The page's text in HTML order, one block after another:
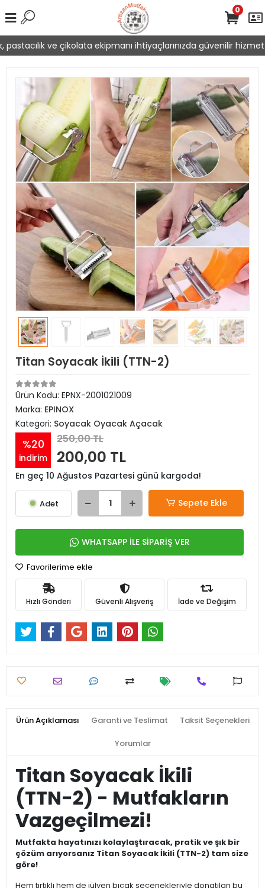
ve çikolata ekipmanı ihtiyaçlarınızda güvenilir hizmet
0
Titan Soyacak İkili (TTN-2)
Ürün Kodu: EPNX-2001021009
Marka: EPINOX
Kategori: Soyacak Oyacak Açacak
%20
indirim
250,00 TL
200,00 TL
En geç 10 Ağustos Pazartesi günü kargoda!
Adet Sepete Ekle
WHATSAPP İLE SİPARİŞ VER
Favorilerime ekle
Hızlı Gönderi Güvenli Alışveriş İade ve Değişim
Ürün Açıklaması Garanti ve Teslimat Taksit Seçenekleri
Yorumlar
Titan Soyacak İkili
(TTN-2) - Mutfakların
Vazgeçilmezi!
Mutfakta hayatınızı kolaylaştıracak, pratik ve şık bir
çözüm arıyorsanız Titan Soyacak İkili (TTN-2) tam size
göre!
Hem tırtıklı hem de jülyen bıçak seçenekleriyle donatılan bu